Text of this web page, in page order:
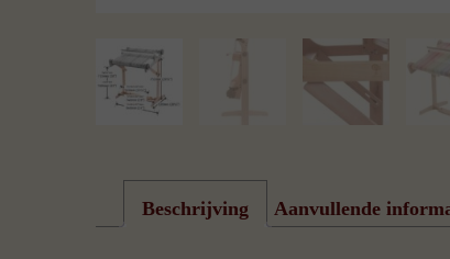
Beschrijving Aanvullende